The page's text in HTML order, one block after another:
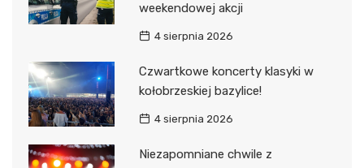
weekendowej akcji
4 sierpnia 2026
Czwartkowe koncerty klasyki w
kołobrzeskiej bazylice!
4 sierpnia 2026
Niezapomniane chwile z